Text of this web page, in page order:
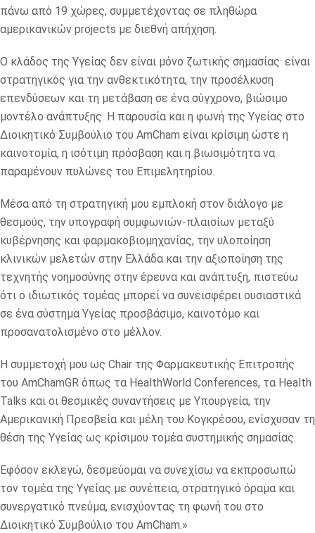
πάνω από 19 χώρες, συμμετέχοντας σε πληθώρα
αμερικανικών projects με διεθνή απήχηση.
Ο κλάδος της Υγείας δεν είναι μόνο ζωτικής σημασίας· είναι
στρατηγικός για την ανθεκτικότητα, την προσέλκυση
επενδύσεων και τη μετάβαση σε ένα σύγχρονο, βιώσιμο
μοντέλο ανάπτυξης. Η παρουσία και η φωνή της Υγείας στο
Διοικητικό Συμβούλιο του AmCham είναι κρίσιμη ώστε η
καινοτομία, η ισότιμη πρόσβαση και η βιωσιμότητα να
παραμένουν πυλώνες του Επιμελητηρίου.
Μέσα από τη στρατηγική μου εμπλοκή στον διάλογο με
θεσμούς, την υπογραφή συμφωνιών-πλαισίων μεταξύ
κυβέρνησης και φαρμακοβιομηχανίας, την υλοποίηση
κλινικών μελετών στην Ελλάδα και την αξιοποίηση της
τεχνητής νοημοσύνης στην έρευνα και ανάπτυξη, πιστεύω
ότι ο ιδιωτικός τομέας μπορεί να συνεισφέρει ουσιαστικά
σε ένα σύστημα Υγείας προσβάσιμο, καινοτόμο και
προσανατολισμένο στο μέλλον.
Η συμμετοχή μου ως Chair της Φαρμακευτικής Επιτροπής
του AmChamGR όπως τα HealthWorld Conferences, τα Health
Talks και οι θεσμικές συναντήσεις με Υπουργεία, την
Αμερικανική Πρεσβεία και μέλη του Κογκρέσου, ενίσχυσαν τη
θέση της Υγείας ως κρίσιμου τομέα συστημικής σημασίας.
Εφόσον εκλεγώ, δεσμεύομαι να συνεχίσω να εκπροσωπώ
τον τομέα της Υγείας με συνέπεια, στρατηγικό όραμα και
συνεργατικό πνεύμα, ενισχύοντας τη φωνή του στο
Διοικητικό Συμβούλιο του AmCham.»